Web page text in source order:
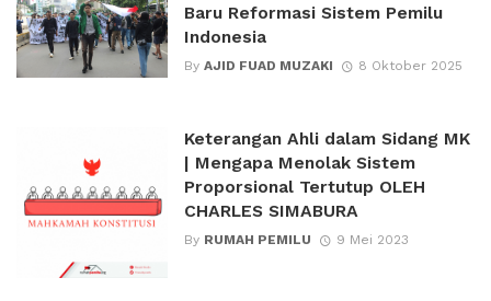
Baru Reformasi Sistem Pemilu
Indonesia
By AJID FUAD MUZAKI 8 Oktober 2025
Keterangan Ahli dalam Sidang MK
| Mengapa Menolak Sistem
Proporsional Tertutup OLEH
CHARLES SIMABURA
By RUMAH PEMILU 9 Mei 2023